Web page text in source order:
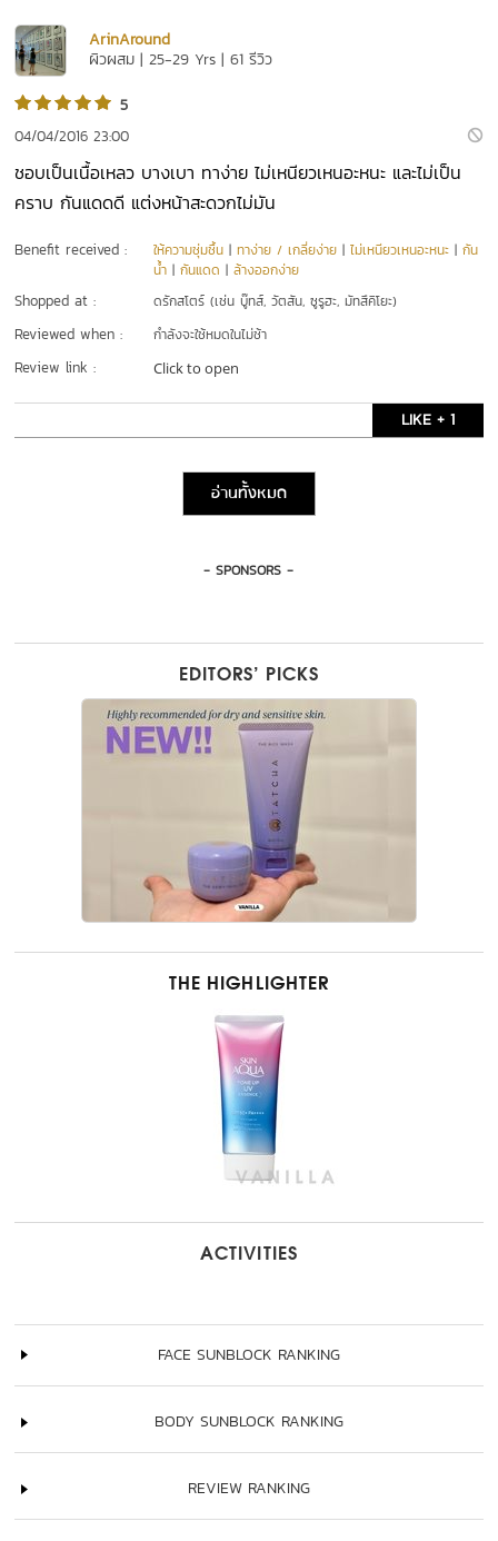
ArinAround
ผิวผสม | 25-29 Yrs | 61 รีวิว
5
04/04/2016 23:00
ชอบเป็นเนื้อเหลว บางเบา ทาง่าย ไม่เหนียวเหนอะหนะ และไม่เป็น
คราบ กันแดดดี แต่งหน้าสะดวกไม่มัน
Benefit received : ให้ความชุ่มชื้น |ทาง่าย / เกลี่ยง่าย |ไม่เหนียวเหนอะหนะ |กัน
น้ำ |กันแดด |ล้างออกง่าย
Shopped at : ดรักสโตร์ (เช่น บู๊ทส์, วัตสัน, ซูรูฮะ, มัทสึคิโยะ)
Reviewed when : กำลังจะใช้หมดในไม่ช้า
Review link : Click to open
LIKE + 1
อ่านทั้งหมด
- SPONSORS -
EDITORS’ PICKS
THE HIGHLIGHTER
ACTIVITIES
FACE SUNBLOCK RANKING
BODY SUNBLOCK RANKING
REVIEW RANKING